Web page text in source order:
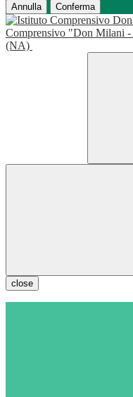
Annulla Conferma
Comprensivo "Don Milani
(NA)
close